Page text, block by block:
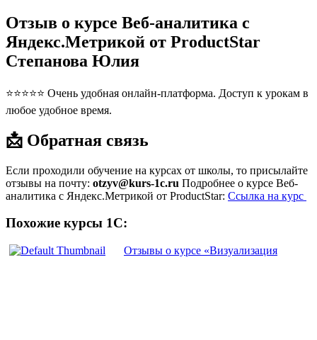
Отзыв о курсе Веб-аналитика с
Яндекс.Метрикой от ProductStar
Степанова Юлия
⭐⭐⭐⭐⭐ Очень удобная онлайн-платформа. Доступ к урокам в
любое удобное время.
📩 Обратная связь
Если проходили обучение на курсах от школы, то присылайте
отзывы на почту: otzyv@kurs-1c.ru Подробнее о курсе Веб-
аналитика с Яндекс.Метрикой от ProductStar: Ссылка на курс
Похожие курсы 1С:
Отзывы о курсе «Визуализация